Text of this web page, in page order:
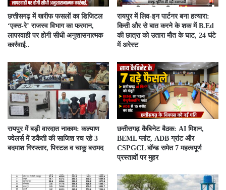
​छत्तीसगढ़ में खरीफ फसलों का डिजिटल
‘एक्स-रे’ राजस्व विभाग का फरमान,
लापरवाही पर होगी सीधी अनुशासनात्मक
कार्रवाई..
रायपुर में लिव-इन पार्टनर बना हत्यारा:
किसी और से बात करने के शक में B.Ed
की छात्रा को उतारा मौत के घाट, 24 घंटे
में अरेस्ट
रायपुर में बड़ी वारदात नाकाम: कल्याण
ज्वेलर्स में डकैती की साजिश रच रहे 3
बदमाश गिरफ्तार, पिस्टल व चाकू बरामद
छत्तीसगढ़ कैबिनेट बैठक: AI मिशन,
BEML प्लांट, ADB ग्रांट और
CSPGCL बॉन्ड समेत 7 महत्वपूर्ण
प्रस्तावों पर मुहर